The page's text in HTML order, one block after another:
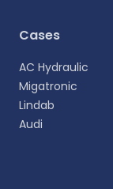
Vælg sprog
oplevelse.
Cases
AC Hydraulic
Migatronic
Lindab
Audi